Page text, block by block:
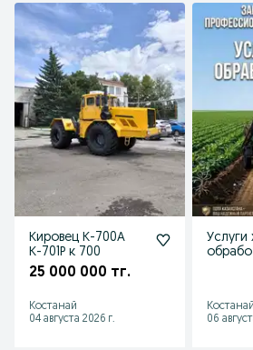
Кировец К-700А
К-701Р к 700
25 000 000 тг.
Костанай
04 августа 2026 г.
Услуги
Костанай
06